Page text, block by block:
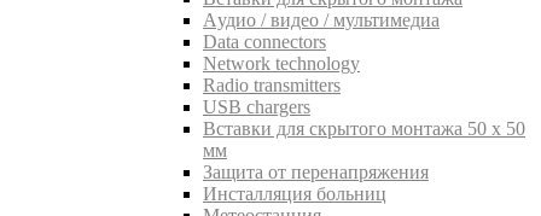
Aудио / видео / мультимедиа
Data connectors
Network technology
Radio transmitters
USB chargers
Вставки для скрытого монтажа 50 x 50
мм
Защита от перенапряжения
Инсталляция больниц